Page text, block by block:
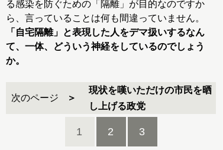
る感染を防ぐための「隔離」が目的なのですか
ら、言っていることは何も間違っていません。
「自宅隔離」と表現した人をデマ扱いするなん
て、一体、どういう神経をしているのでしょう
か。
次のページ
現状を嘆いただけの市民を晒
し上げる政党
1 2 3